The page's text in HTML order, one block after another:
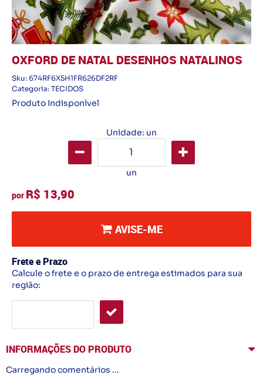
OXFORD DE NATAL DESENHOS NATALINOS
Sku: 674RF6X5H1FR626DF2RF
Categoria: TECIDOS
Produto Indisponível
Unidade: un
un
por R$ 13,90
AVISE-ME
Frete e Prazo
Calcule o frete e o prazo de entrega estimados para sua
região:
INFORMAÇÕES DO PRODUTO
Carregando comentários ...